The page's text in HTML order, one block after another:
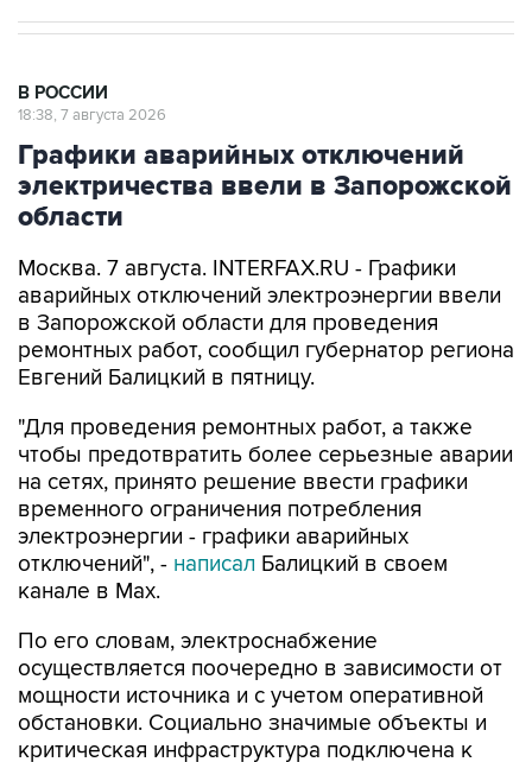
Графики аварийных отключений
электричества ввели в Запорожской
области
Москва. 7 августа. INTERFAX.RU - Графики
в Запорожской области для проведения
ремонтных работ, сообщил губернатор региона
Евгений Балицкий в пятницу.
"Для проведения ремонтных работ, а также
на сетях, принято решение ввести графики
временного ограничения потребления
электроэнергии - графики аварийных
отключений", -написалБалицкий в своем
канале в Max.
По его словам, электроснабжение
мощности источника и с учетом оперативной
обстановки. Социально значимые объекты и
критическая инфраструктура подключена к
резервным источникам питания.